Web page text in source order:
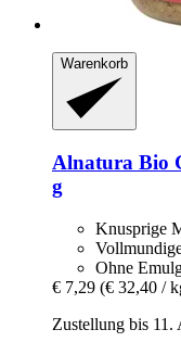
Warenkorb
Alnatura Bio
g
Knusprige
Ohne
€ 7,29 (€ 32,40 /
Zustellung bis 11.